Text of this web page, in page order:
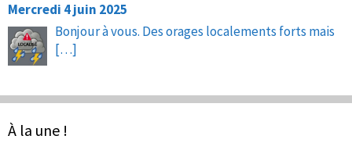
Mercredi 4 juin 2025
Bonjour à vous. Des orages localements forts mais
[…]
À la une !